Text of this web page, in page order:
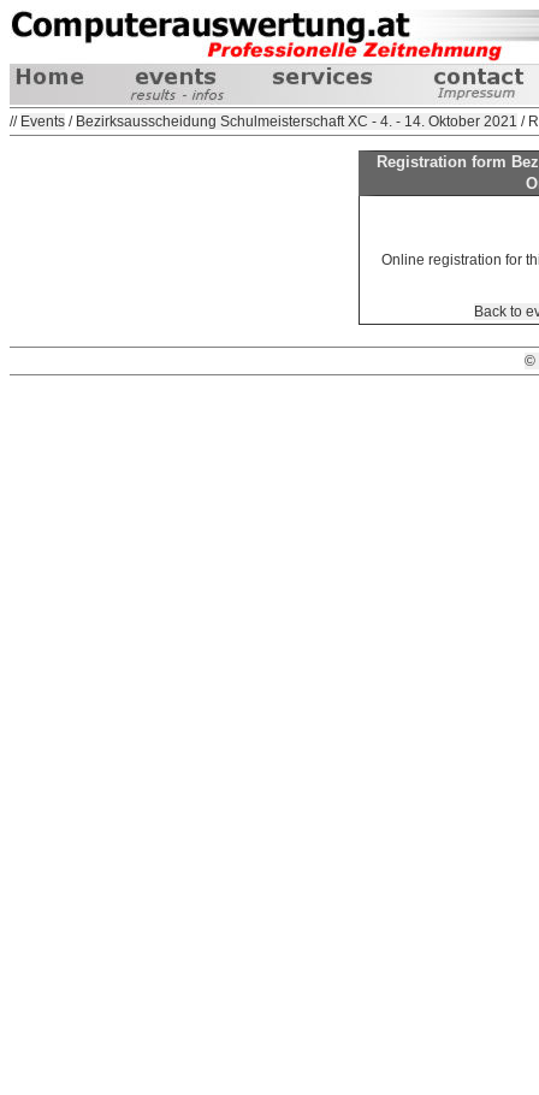
// Events / Bezirksausscheidung Schulmeisterschaft XC - 4. - 14. Oktober 2021 /
Registration form
Online registration for
Back to
©